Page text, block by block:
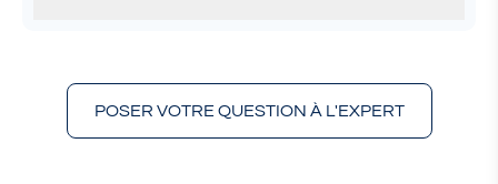
POSER VOTRE QUESTION À L'EXPERT